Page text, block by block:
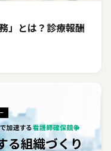
」とは？診療報酬